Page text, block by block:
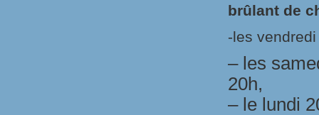
brûlant de
-les
– les
20h,
– le lundi